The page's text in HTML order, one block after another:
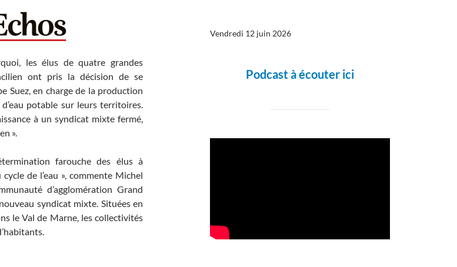
les élus de quatre grandes
ont pris la décision de se
Suez, en charge de la production
potable sur leurs territoires.
à un syndicat mixte fermé,
».
farouche des élus à
de l’eau », commente Michel
d’agglomération Grand
syndicat mixte. Situées en
le Val de Marne, les collectivités
Vendredi 12 juin 2026
Podcast à écouter ici